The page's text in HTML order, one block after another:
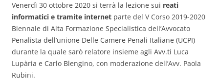
Venerdì 30 ottobre 2020 si terrà la lezione sui reati
informatici e tramite internet parte del V Corso 2019-2020
Biennale di Alta Formazione Specialistica dell’Avvocato
Penalista dell’unione Delle Camere Penali Italiane (UCPI)
durante la quale sarò relatore insieme agli Avv.ti Luca
Lupària e Carlo Blengino, con moderazione dell’Avv. Paola
Rubini.